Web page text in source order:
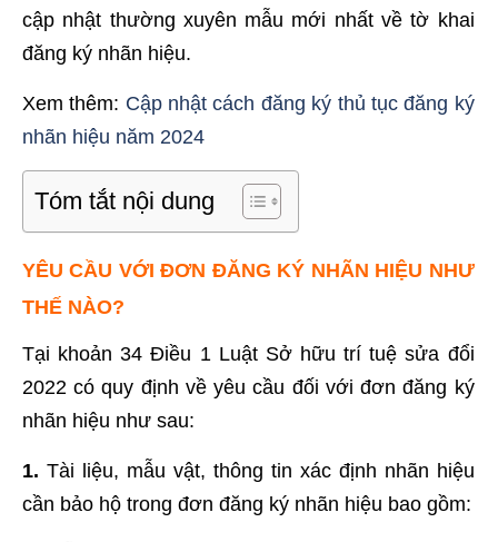
cập nhật thường xuyên mẫu mới nhất về tờ khai
đăng ký nhãn hiệu.
Xem thêm: Cập nhật cách đăng ký thủ tục đăng ký
nhãn hiệu năm 2024
Tóm tắt nội dung
YÊU CẦU VỚI ĐƠN ĐĂNG KÝ NHÃN HIỆU NHƯ
THẾ NÀO?
Tại khoản 34 Điều 1 Luật Sở hữu trí tuệ sửa đổi
2022 có quy định về yêu cầu đối với đơn đăng ký
nhãn hiệu như sau:
1. Tài liệu, mẫu vật, thông tin xác định nhãn hiệu
cần bảo hộ trong đơn đăng ký nhãn hiệu bao gồm: